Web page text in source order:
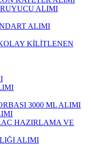
ALIMI
ALIMI
KİLİTLENEN
3000 ML ALIMI
HAZIRLAMA VE
ALIMI